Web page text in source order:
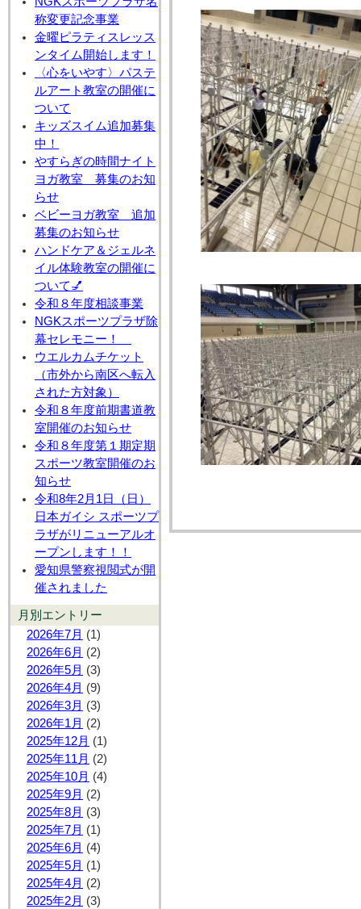
称変更記念事業
金曜ピラティスレッス
ンタイム開始します！
〈心をいやす〉パステ
ルアート教室の開催に
ついて
キッズスイム追加募集
中！
やすらぎの時間ナイト
ヨガ教室 募集のお知
らせ
ベビーヨガ教室 追加
募集のお知らせ
ハンドケア＆ジェルネ
イル体験教室の開催に
ついて💅
令和８年度相談事業
NGKスポーツプラザ除
幕セレモニー！
ウエルカムチケット
（市外から南区へ転入
された方対象）
令和８年度前期書道教
室開催のお知らせ
令和８年度第１期定期
スポーツ教室開催のお
知らせ
令和8年2月1日（日）
日本ガイシ スポーツプ
ラザがリニューアルオ
ープンします！！
愛知県警察視閲式が開
催されました
月別エントリー
2026年7月 (1)
2026年6月 (2)
2026年5月 (3)
2026年4月 (9)
2026年3月 (3)
2026年1月 (2)
2025年12月 (1)
2025年11月 (2)
2025年10月 (4)
2025年9月 (2)
2025年8月 (3)
2025年7月 (1)
2025年6月 (4)
2025年5月 (1)
2025年4月 (2)
2025年2月 (3)